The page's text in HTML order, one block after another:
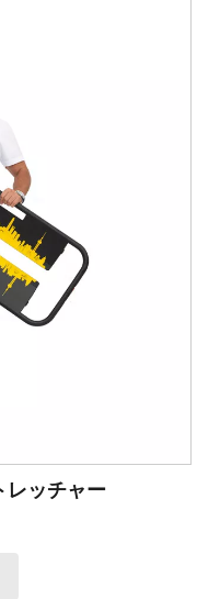
レッチャー